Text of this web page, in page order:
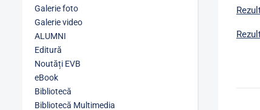
Galerie foto
Galerie video
ALUMNI
Editură
Noutăți EVB
eBook
Bibliotecă
Bibliotecă Multimedia